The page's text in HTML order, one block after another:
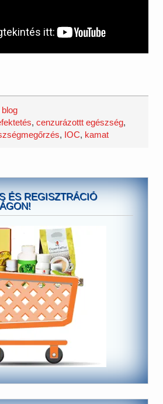
,cenzurázottt egészség,
, IOC, kamat
ÉS REGISZTRÁCIÓ